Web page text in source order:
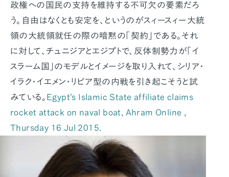
政権への国民の支持を維持する不可欠の要素だろ
う。自由はなくとも安定を、というのがスィースィー大統
領の大統領就任の際の暗黙の「契約」である。それ
に対して、チュニジアとエジプトで、反体制勢力が「イ
スラーム国」のモデルとイメージを取り入れて、シリア・
イラク・イエメン・リビア型の内戦を引き起こそうと試
みている。 Egypt's Islamic State affiliate claims
rocket attack on naval boat, Ahram Online ,
Thursday 16 Jul 2015.